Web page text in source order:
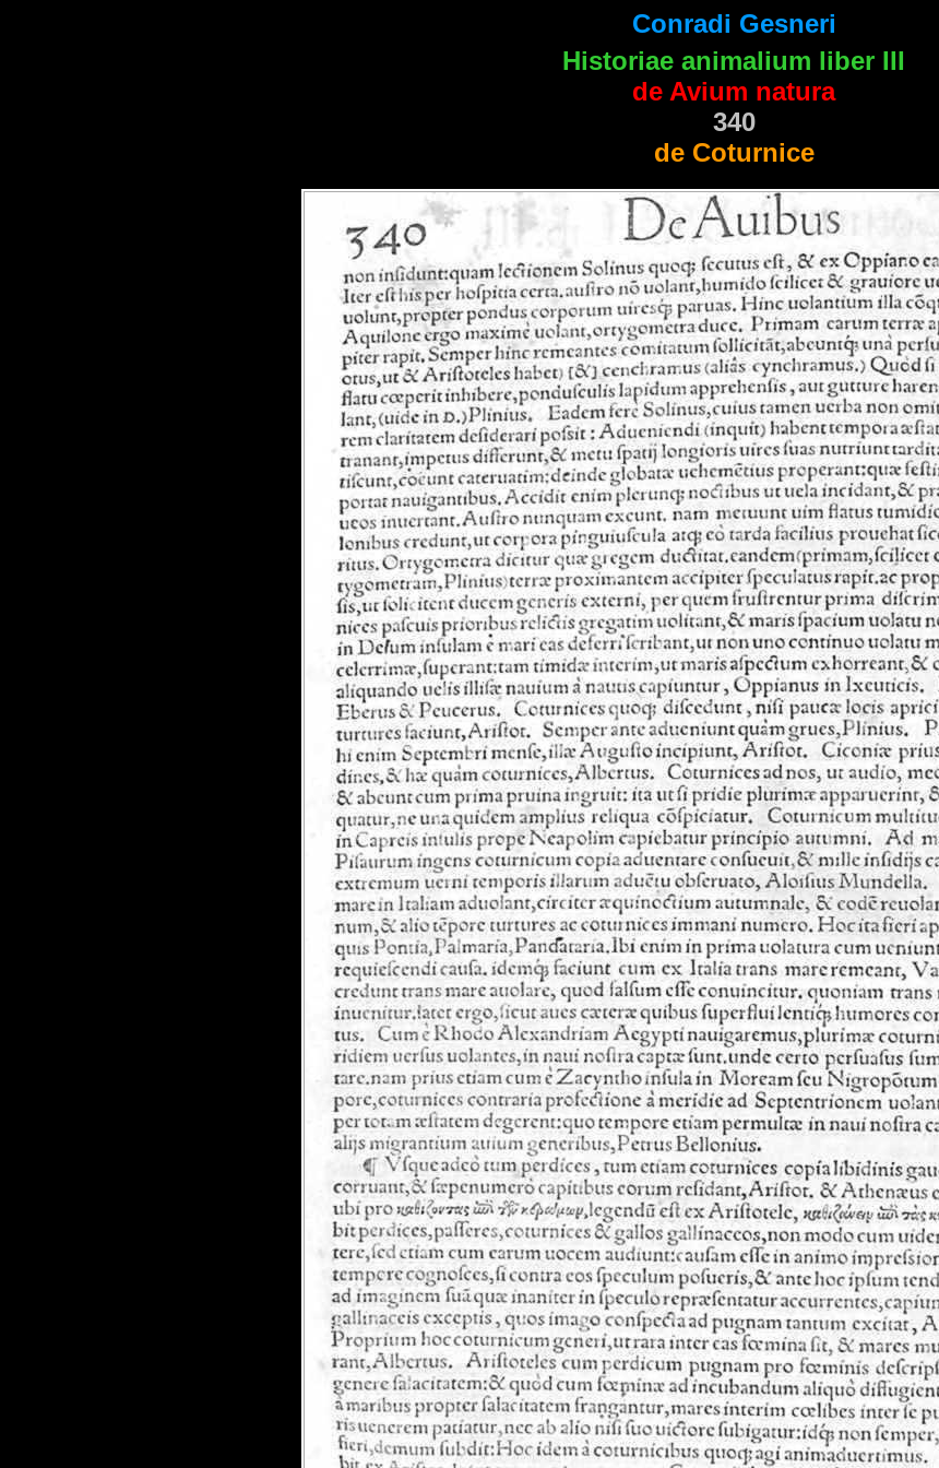
Conradi Gesneri
Historiae animalium liber III
de Avium natura
340
de Coturnice